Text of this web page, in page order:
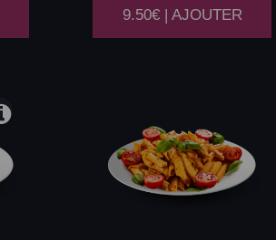
9.50€ | AJOUTER